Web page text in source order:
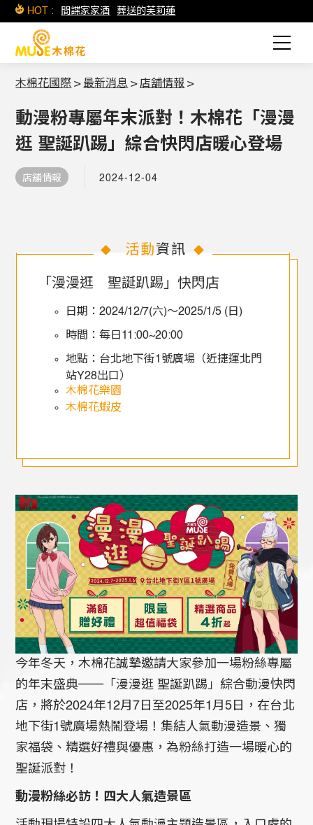
HOT : 間諜家家酒 葬送的芙莉蓮
木棉花國際 > 最新消息 >店舖情報 >
動漫粉專屬年末派對！木棉花「漫漫
逛 聖誕趴踢」綜合快閃店暖心登場
店舖情報 2024-12-04
◆ 活動 資訊 ◆
「漫漫逛 聖誕趴踢」快閃店
日期：2024/12/7(六)～2025/1/5 (日)
時間：每日11:00~20:00
地點：台北地下街1號廣場（近捷運北門
站Y28出口）
木棉花樂園
木棉花蝦皮
今年冬天，木棉花誠摯邀請大家參加一場粉絲專屬
的年末盛典──「漫漫逛 聖誕趴踢」綜合動漫快閃
店，將於2024年12月7日至2025年1月5日，在台北
地下街1號廣場熱鬧登場！集結人氣動漫造景、獨
家福袋、精選好禮與優惠，為粉絲打造一場暖心的
聖誕派對！
動漫粉絲必訪！四大人氣造景區